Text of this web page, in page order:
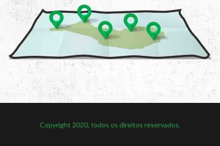
Copyright 2020, todos os direitos reservados.